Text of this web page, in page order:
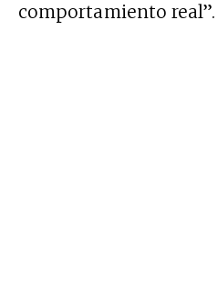
comportamiento real”.